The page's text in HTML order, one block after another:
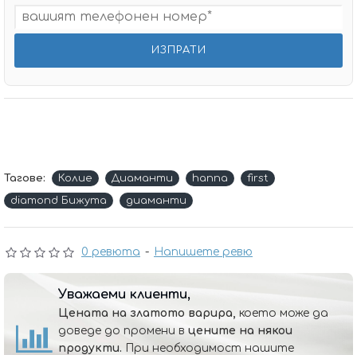
0 ревюта - Напишете ревю
Тагове: Колие Диаманти hanna
first
diamond Бижута
диаманти
Уважаеми клиенти,
Цената на златото варира, което може да
доведе до промени в цените на някои
продукти. При необходимост нашите